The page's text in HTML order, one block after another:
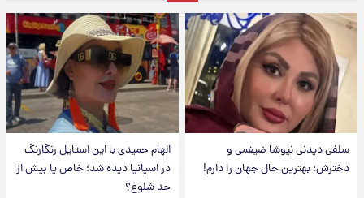
سلفی دیدنی نیوشا ضیغمی و
دخترش؛ بهترین حال جهان را دارم!
الهام حمیدی با این استایل رنگارنگ
در اسپانیا دیده شد؛ خاص یا بیش از
حد شلوغ؟